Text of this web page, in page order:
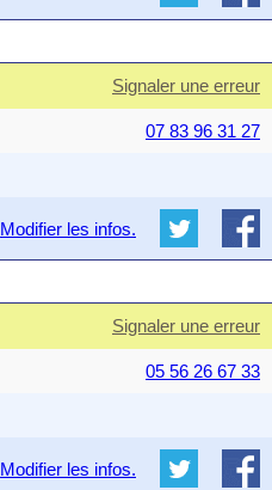
Signaler une erreur
07 83 96 31 27
Modifier les infos.
Signaler une erreur
05 56 26 67 33
Modifier les infos.